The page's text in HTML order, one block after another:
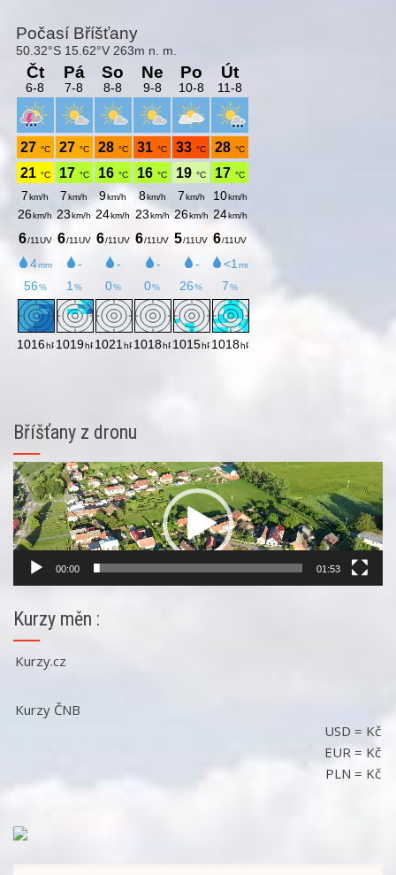
Bříšťany z dronu
Video
přehrávač
00:00 01:53
Kurzy měn :
Kurzy.cz
Kurzy ČNB
USD = Kč
EUR = Kč
PLN = Kč